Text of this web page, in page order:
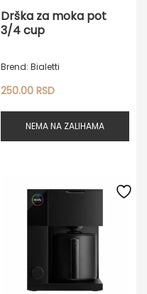
Drška za moka pot
3/4 cup
Brend: Bialetti
250.00RSD
NEMA NA ZALIHAMA